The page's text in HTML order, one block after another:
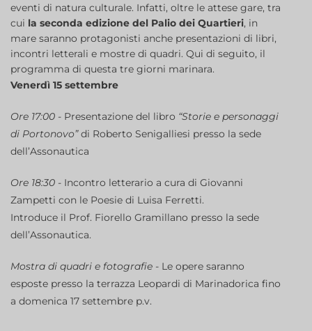
eventi di natura culturale. Infatti, oltre le attese gare, tra
cui la seconda edizione del Palio dei Quartieri, in
mare saranno protagonisti anche presentazioni di libri,
incontri letterali e mostre di quadri. Qui di seguito, il
programma di questa tre giorni marinara.
Venerdì 15 settembre
Ore 17:00 - Presentazione del libro “Storie e personaggi
di Portonovo”di Roberto Senigalliesi presso la sede
dell’Assonautica
Ore 18:30 - Incontro letterario a cura di Giovanni
Zampetti con le Poesie di Luisa Ferretti.
Introduce il Prof. Fiorello Gramillano presso la sede
dell’Assonautica.
Mostra di quadri e fotografie - Le opere saranno
esposte presso la terrazza Leopardi di Marinadorica fino
a domenica 17 settembre p.v.